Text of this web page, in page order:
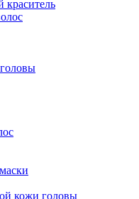
краситель
кожи головы